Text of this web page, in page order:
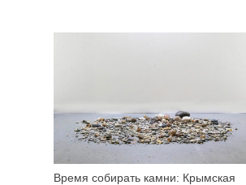
Время собирать камни: Крымская